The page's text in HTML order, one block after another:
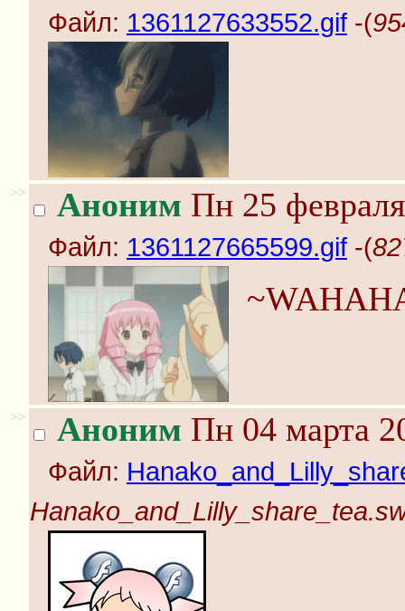
Файл: 1361127633552.gif -(
>> Аноним Пн 25
Файл: 1361127665599.gif -(
>> Аноним Пн 04 марта
Файл: